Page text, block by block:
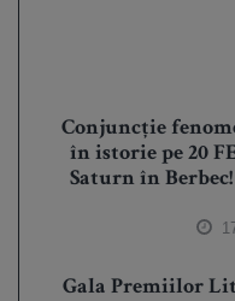
Conjuncție
în istorie pe 20
Saturn în
Gala Premiilor